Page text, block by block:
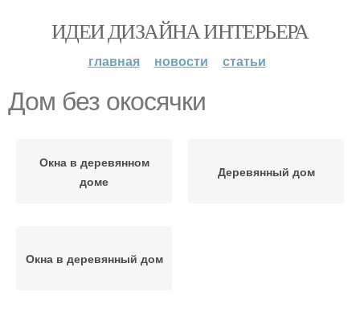
ИДЕИ ДИЗАЙНА ИНТЕРЬЕРА
главная новости статьи
Дом без окосячки
Окна в деревянном
доме
Деревянный дом
Окна в деревянный дом